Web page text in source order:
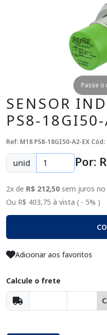
Passe
SENSOR
PS8-18GI50-
Ref: M18 PS8-18GI50-A2-EX Cód:
unid Por:
2x de R$ 212,50 sem juros
Ou R$ 403,75 à vista ( - 5% )
Adicionar aos favoritos
Calcule o frete